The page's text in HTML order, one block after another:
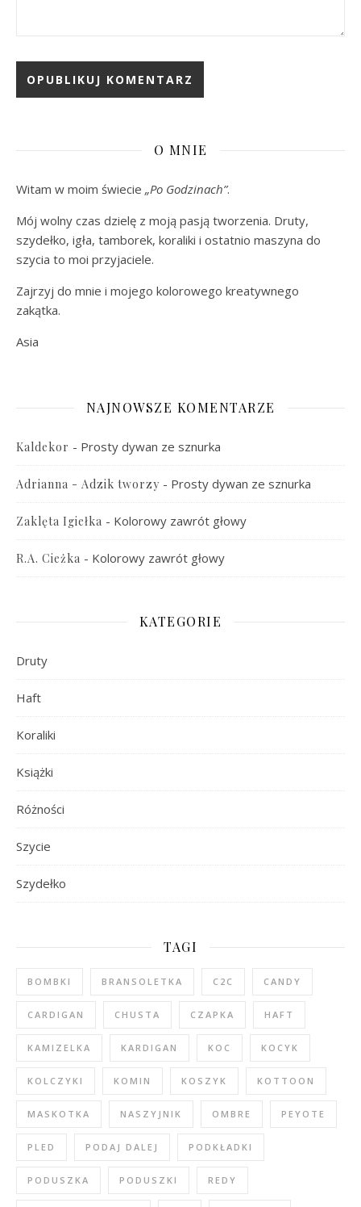
O MNIE
Witam w moim świecie „Po Godzinach”.
Mój wolny czas dzielę z moją pasją tworzenia. Druty,
szydełko, igła, tamborek, koraliki i ostatnio maszyna do
szycia to moi przyjaciele.
Zajrzyj do mnie i mojego kolorowego kreatywnego
zakątka.
Asia
NAJNOWSZE KOMENTARZE
Kaldekor - Prosty dywan ze sznurka
Adrianna - Adzik tworzy - Prosty dywan ze sznurka
Zaklęta Igiełka - Kolorowy zawrót głowy
R.A. Cieżka - Kolorowy zawrót głowy
KATEGORIE
Druty
Haft
Koraliki
Książki
Różności
Szycie
Szydełko
TAGI
BOMBKI BRANSOLETKA C2C CANDY
CARDIGAN CHUSTA CZAPKA HAFT
KAMIZELKA KARDIGAN KOC KOCYK
KOLCZYKI KOMIN KOSZYK KOTTOON
MASKOTKA NASZYJNIK OMBRE PEYOTE
PLED PODAJ DALEJ PODKŁADKI
PODUSZKA PODUSZKI REDY